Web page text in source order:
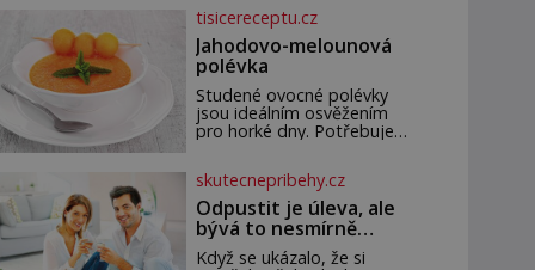
tisicereceptu.cz
Jahodovo-melounová
polévka
Studené ovocné polévky
jsou ideálním osvěžením
pro horké dny. Potřebujete
dezertního vína 50 g cukru
krystal 1 lžíci medu 200 g
zakysané sm
skutecnepribehy.cz
Odpustit je úleva, ale
bývá to nesmírně
těžké
Když se ukázalo, že si